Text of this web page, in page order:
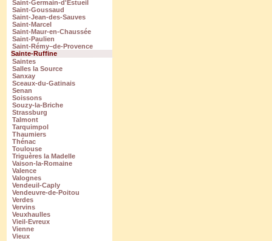
Saint-Germain-d'Estueil
Saint-Goussaud
Saint-Jean-des-Sauves
Saint-Marcel
Saint-Maur-en-Chaussée
Saint-Paulien
Saint-Rémy–de-Provence
Sainte-Ruffine
Saintes
Salles la Source
Sanxay
Sceaux-du-Gatinais
Senan
Soissons
Souzy-la-Briche
Strassburg
Talmont
Tarquimpol
Thaumiers
Thénac
Toulouse
Triguères la Madelle
Vaison-la-Romaine
Valence
Valognes
Vendeuil-Caply
Vendeuvre-de-Poitou
Verdes
Vervins
Veuxhaulles
Vieil-Evreux
Vienne
Vieux